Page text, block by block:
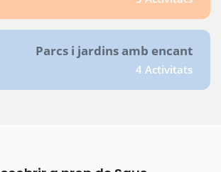
Parcs i jardins amb encant
4 Activitats